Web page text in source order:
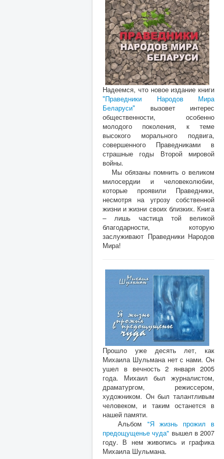
Надеемся, что новое издание книги
"Праведники Народов Мира
Беларуси" вызовет интерес
общественности, особенно
молодого поколения, к теме
высокого морального подвига,
совершенного Праведниками в
страшные годы Второй мировой
войны.
Мы обязаны помнить о великом
милосердии и человеколюбии,
которые проявили Праведники,
несмотря на угрозу собственной
жизни и жизни своих близких. Книга
– лишь частица той великой
благодарности, которую
заслуживают Праведники Народов
Мира!
Прошло уже десять лет, как
Михаила Шульмана нет с нами. Он
ушел в вечность 2 января 2005
года. Михаил был журналистом,
драматургом, режиссером,
художником. Он был талантливым
человеком, и таким останется в
нашей памяти.
Альбом "Я жизнь прожил в
предощущенье чуда" вышел в 2007
году. В нем живопись и графика
Михаила Шульмана.